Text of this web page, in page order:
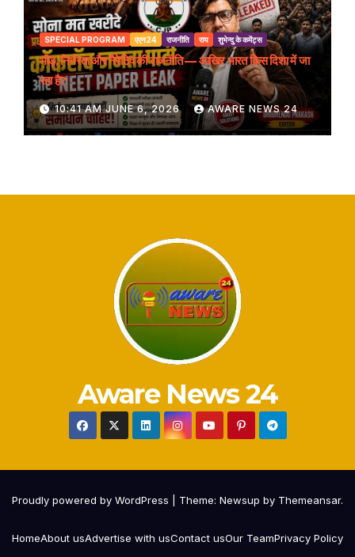
SPECIAL PROGRAM एएन24 राजनीति राय शुभेन्दु के कमेंट्स
भीड़, निर्भरता और नैरेटिव की राजनीति — आखिर भारत किस दिशा में जा
रहा है?
10:41 AM JUNE 6, 2026 AWARE NEWS 24
Aware News 24
Proudly powered by WordPress Theme: Newsup by Themeansar.
HomeAbout usAdvertise with usContact usOur TeamPrivacy Policy